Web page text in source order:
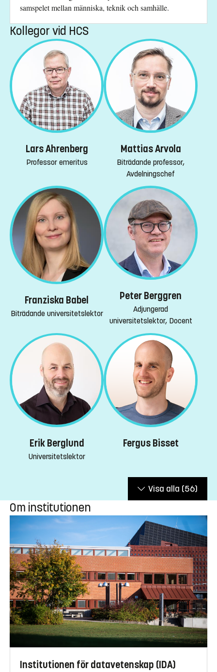
samspelet mellan människa, teknik och samhälle.
Kollegor vid HCS
Lars Ahrenberg
Professor emeritus
Mattias Arvola
Biträdande professor,
Avdelningschef
Franziska Babel
Biträdande universitetslektor
Peter Berggren
Adjungerad
universitetslektor, Docent
Erik Berglund
Universitetslektor
Fergus Bisset
Visa alla (56)
Om institutionen
Institutionen för datavetenskap (IDA)